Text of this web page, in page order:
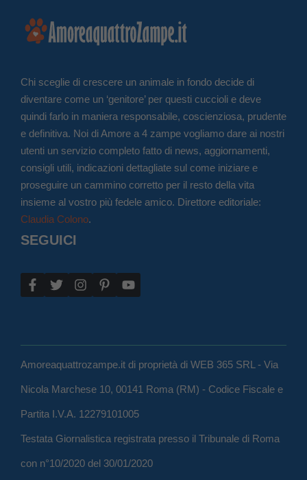
Chi sceglie di crescere un animale in fondo decide di
diventare come un ‘genitore’ per questi cuccioli e deve
quindi farlo in maniera responsabile, coscienziosa, prudente
e definitiva. Noi di Amore a 4 zampe vogliamo dare ai nostri
utenti un servizio completo fatto di news, aggiornamenti,
consigli utili, indicazioni dettagliate sul come iniziare e
proseguire un cammino corretto per il resto della vita
insieme al vostro più fedele amico. Direttore editoriale:
Claudia Colono.
SEGUICI
Amoreaquattrozampe.it di proprietà di WEB 365 SRL - Via
Nicola Marchese 10, 00141 Roma (RM) - Codice Fiscale e
Partita I.V.A. 12279101005
Testata Giornalistica registrata presso il Tribunale di Roma
con n°10/2020 del 30/01/2020